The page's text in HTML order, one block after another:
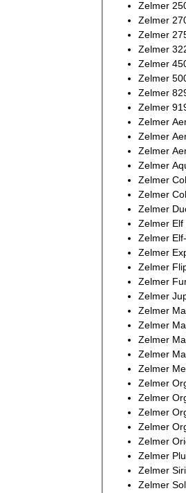
Zelmer
Zelmer
Zelmer
Zelmer
Zelmer
Zelmer
Zelmer
Zelmer
Zelmer
Zelmer
Zelmer
Zelmer
Zelmer
Zelmer
Zelmer
Zelmer
Zelmer
Zelmer
Zelmer
Zelmer
Zelmer
Zelmer
Zelmer
Zelmer
Zelmer
Zelmer
Zelmer
Zelmer
Zelmer
Zelmer
Zelmer
Zelmer
Zelmer
Zelmer